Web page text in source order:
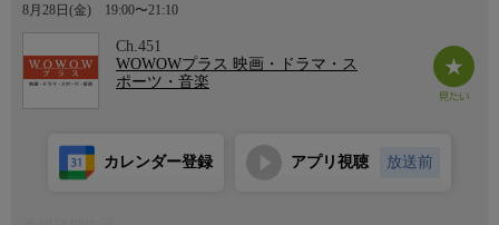
8月28日(金) 19:00〜21:10
Ch.451
WOWOWプラス 映画・ドラマ・ス
ポーツ・音楽
カレンダー登録 アプリ視聴 放送前